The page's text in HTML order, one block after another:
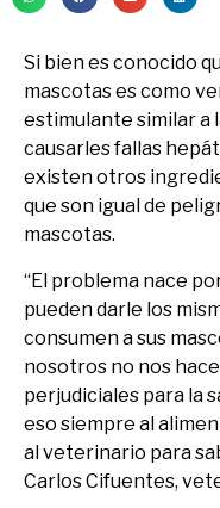
Si bien es conocido
mascotas es como
estimulante similar a
causarles fallas
existen otros
que son igual de
mascotas.
“El problema nace
pueden darle los
consumen a sus
nosotros no nos
perjudiciales para la
eso siempre al
al veterinario para
Carlos Cifuentes,